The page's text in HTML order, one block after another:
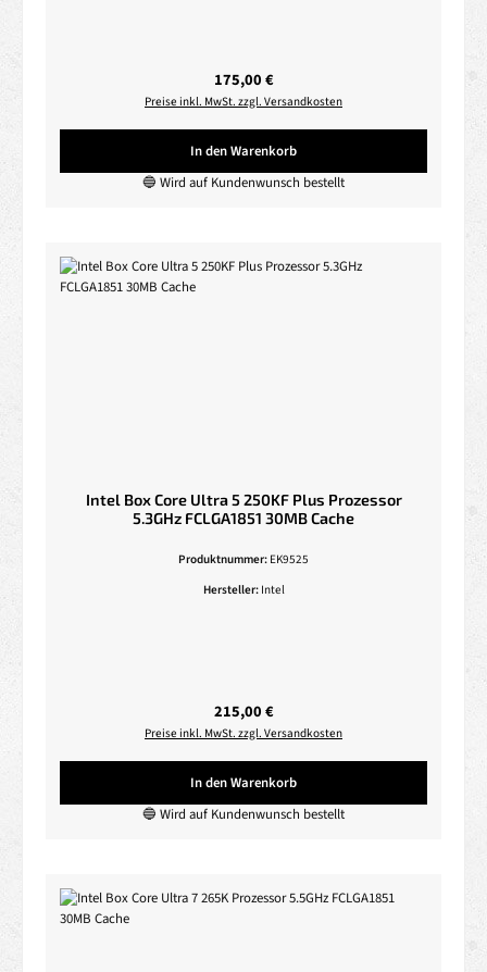
Regulärer Preis:
175,00 €
Preise inkl. MwSt. zzgl. Versandkosten
In den Warenkorb
🔵 Wird auf Kundenwunsch bestellt
Intel Box Core Ultra 5 250KF Plus Prozessor
5.3GHz FCLGA1851 30MB Cache
Produktnummer: EK9525
Hersteller: Intel
Regulärer Preis:
215,00 €
Preise inkl. MwSt. zzgl. Versandkosten
In den Warenkorb
🔵 Wird auf Kundenwunsch bestellt